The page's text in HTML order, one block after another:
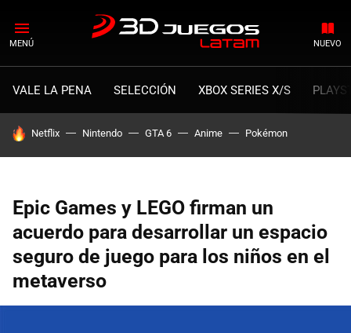
MENÚ NUEVO
VALE LA PENA SELECCIÓN XBOX SERIES X/S
HOY SE HABLA DE
Netflix Nintendo GTA 6 Anime Pokémon
Epic Games y LEGO firman un
acuerdo para desarrollar un espacio
seguro de juego para los niños en el
metaverso